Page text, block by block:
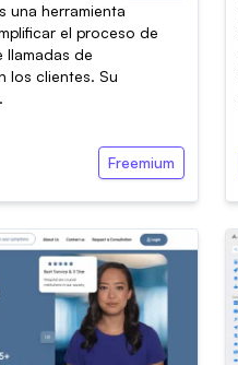
una herramienta
el proceso de
llamadas de
los clientes. Su
Freemium